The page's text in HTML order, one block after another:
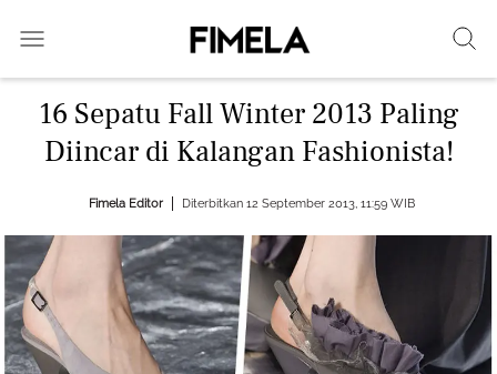
16 Sepatu Fall Winter 2013 Paling
Diincar di Kalangan Fashionista!
Fimela Editor Diterbitkan 12 September 2013, 11:59 WIB